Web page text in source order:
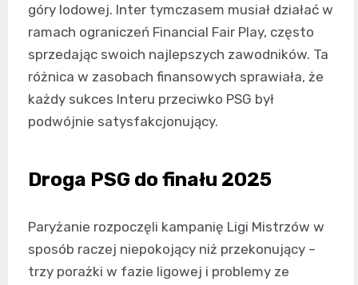
góry lodowej. Inter tymczasem musiał działać w
ramach ograniczeń Financial Fair Play, często
sprzedając swoich najlepszych zawodników. Ta
różnica w zasobach finansowych sprawiała, że
każdy sukces Interu przeciwko PSG był
podwójnie satysfakcjonujący.
Droga PSG do finału 2025
Paryżanie rozpoczęli kampanię Ligi Mistrzów w
sposób raczej niepokojący niż przekonujący –
trzy porażki w fazie ligowej i problemy ze